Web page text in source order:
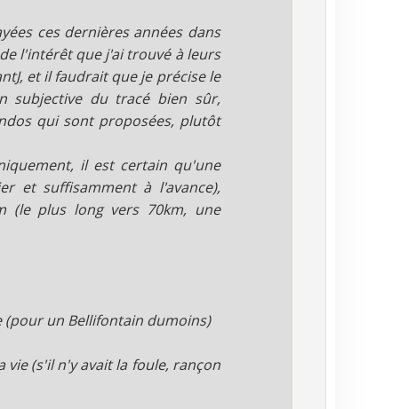
ces dernières années dans
l'intérêt que j'ai trouvé à leurs
et il faudrait que je précise le
subjective du tracé bien sûr,
qui sont proposées, plutôt
il est certain qu'une
et suffisamment à l'avance),
(le plus long vers 70km, une
un Bellifontain dumoins)
vie (s'il n'y avait la foule, rançon